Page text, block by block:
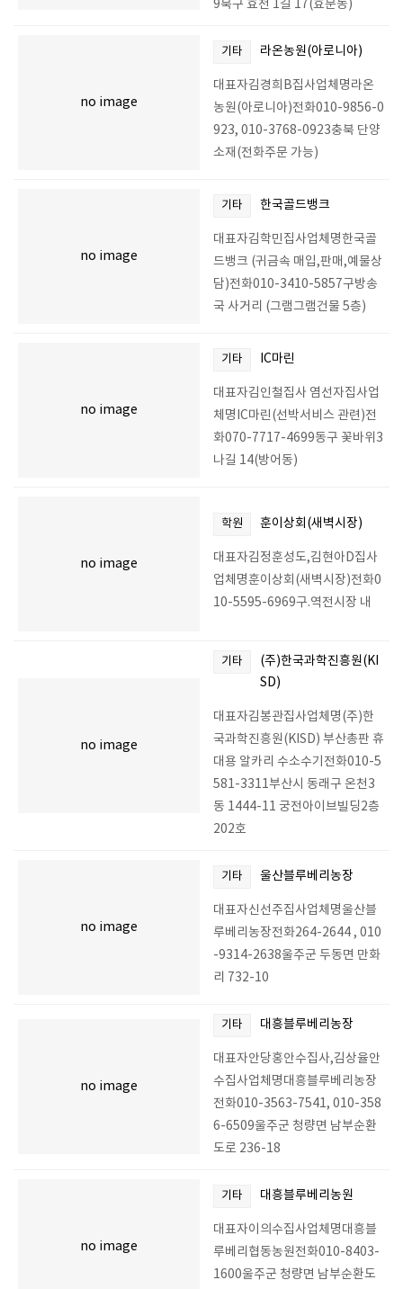
9북구 효천 1길 17(효문동)
no image
기타 라온농원(아로니아)
대표자김경희B집사업체명라온
농원(아로니아)전화010-9856-0
923, 010-3768-0923충북 단양
소재(전화주문 가능)
no image
기타 한국골드뱅크
대표자김학민집사업체명한국골
드뱅크 (귀금속 매입,판매,예물상
담)전화010-3410-5857구방송
국 사거리 (그램그램건물 5층)
no image
기타 IC마린
대표자김인철집사 염선자집사업
체명IC마린(선박서비스 관련)전
화070-7717-4699동구 꽃바위3
나길 14(방어동)
no image
학원 훈이상회(새벽시장)
대표자김정훈성도,김현아D집사
업체명훈이상회(새벽시장)전화0
10-5595-6969구.역전시장 내
no image
기타
(주)한국과학진흥원(KI
SD)
대표자김봉관집사업체명(주)한
국과학진흥원(KISD) 부산총판 휴
대용 알카리 수소수기전화010-5
581-3311부산시 동래구 온천3
동 1444-11 궁전아이브빌딩2층
202호
no image
기타 울산블루베리농장
대표자신선주집사업체명울산블
루베리농장전화264-2644 , 010
-9314-2638울주군 두동면 만화
리 732-10
no image
기타 대흥블루베리농장
대표자안당홍안수집사,김상율안
수집사업체명대흥블루베리농장
전화010-3563-7541, 010-358
6-6509울주군 청량면 남부순환
도로 236-18
no image
기타 대흥블루베리농원
대표자이의수집사업체명대흥블
루베리협동농원전화010-8403-
1600울주군 청량면 남부순환도